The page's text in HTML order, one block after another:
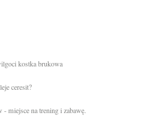
kostka brukowa
ceresit?
miejsce na trening i zabawę.